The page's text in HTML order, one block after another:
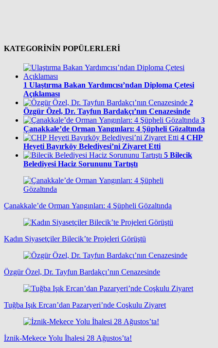
KATEGORİNİN POPÜLERLERİ
1 Ulaştırma Bakan Yardımcısı’ndan Diploma Çetesi
Açıklaması
2
Özgür Özel, Dr. Tayfun Bardakçı’nın Cenazesinde
3
Çanakkale’de Orman Yangınları: 4 Şüpheli Gözaltında
4 CHP
Heyeti Bayırköy Belediyesi’ni Ziyaret Etti
5 Bilecik
Belediyesi Haciz Sorununu Tartıştı
Çanakkale’de Orman Yangınları: 4 Şüpheli Gözaltında
Kadın Siyasetçiler Bilecik’te Projeleri Görüştü
Özgür Özel, Dr. Tayfun Bardakçı’nın Cenazesinde
Tuğba Işık Ercan’dan Pazaryeri’nde Coşkulu Ziyaret
İznik-Mekece Yolu İhalesi 28 Ağustos’ta!